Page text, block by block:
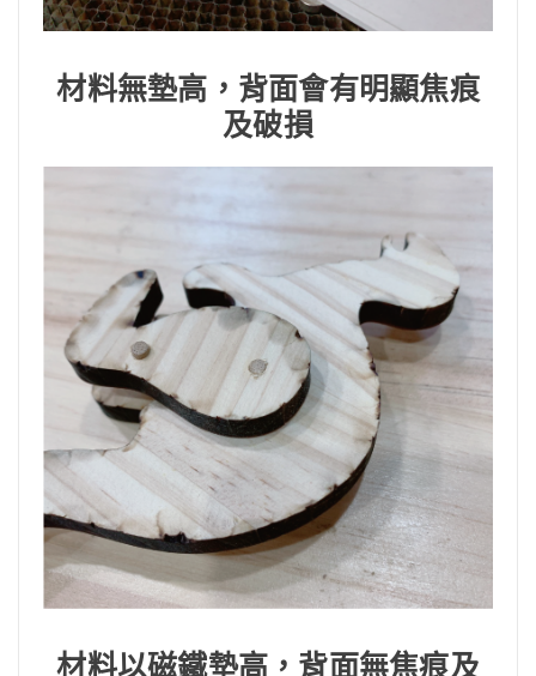
材料無墊高，背面會有明顯焦痕
及破損
材料以磁鐵墊高，背面無焦痕及